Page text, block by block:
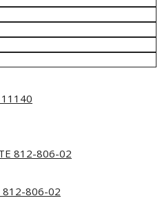
812-806-02